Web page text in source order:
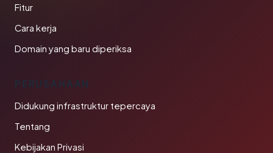
Fitur
Cara kerja
Domain yang baru diperiksa
PERUSAHAAN
Didukung infrastruktur tepercaya
Tentang
Kebijakan Privasi